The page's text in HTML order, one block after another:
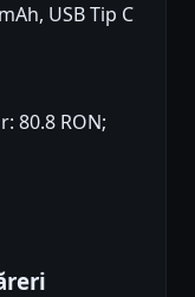
USB Tip C
80.8 RON;